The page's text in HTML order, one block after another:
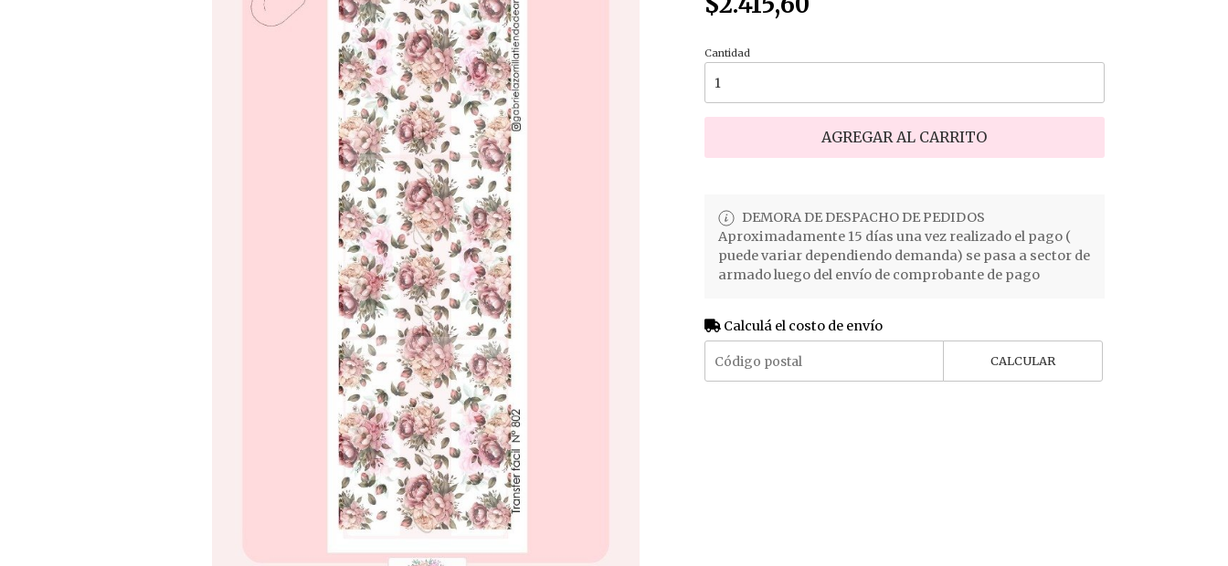
Cantidad
AGREGAR AL CARRITO
DEMORA DE DESPACHO DE PEDIDOS
Aproximadamente 15 días una vez realizado el pago (
puede variar dependiendo demanda) se pasa a sector de
armado luego del envío de comprobante de pago
Calculá el costo de envío
CALCULAR